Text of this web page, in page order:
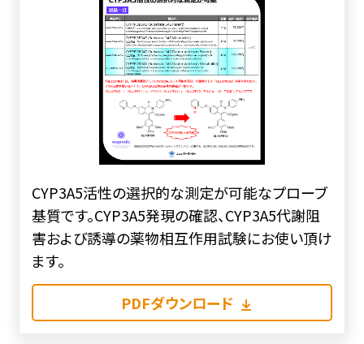
CYP3A5活性の選択的な測定が可能なプローブ
基質です。CYP3A5発現の確認、CYP3A5代謝阻
害および誘導の薬物相互作用試験にお使い頂け
ます。
PDFダウンロード